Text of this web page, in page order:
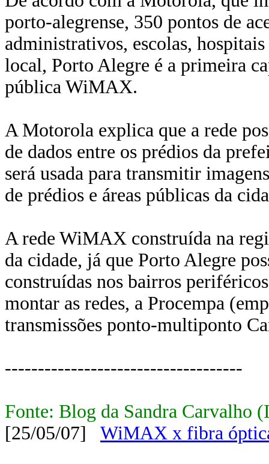
porto-alegrense, 350 pontos de
administrativos, escolas,
local, Porto Alegre é a primeira
pública WiMAX.
A Motorola explica que a rede
de dados entre os prédios da
será usada para transmitir
de prédios e áreas públicas da
A rede WiMAX construída na
da cidade, já que Porto Alegre
construídas nos bairros
montar as redes, a Procempa
transmissões ponto-multiponto
------------------------------------
Fonte: Blog da Sandra Carvalho
[25/05/07]
WiMAX x fibra